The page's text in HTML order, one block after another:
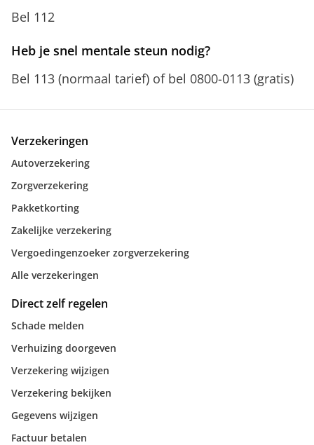
Bel 112
Heb je snel mentale steun nodig?
Bel 113 (normaal tarief) of bel 0800-0113 (gratis)
Verzekeringen
Autoverzekering
Zorgverzekering
Pakketkorting
Zakelijke verzekering
Vergoedingenzoeker zorgverzekering
Alle verzekeringen
Direct zelf regelen
Schade melden
Verhuizing doorgeven
Verzekering wijzigen
Verzekering bekijken
Gegevens wijzigen
Factuur betalen